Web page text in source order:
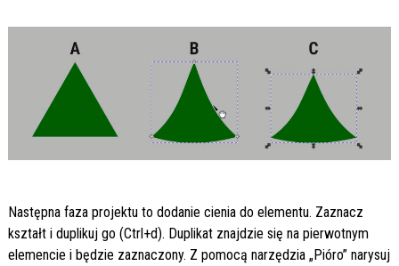
Następna faza projektu to dodanie cienia do elementu. Zaznacz
kształt i duplikuj go (Ctrl+d). Duplikat znajdzie się na pierwotnym
elemencie i będzie zaznaczony. Z pomocą narzędzia „Pióro” narysuj